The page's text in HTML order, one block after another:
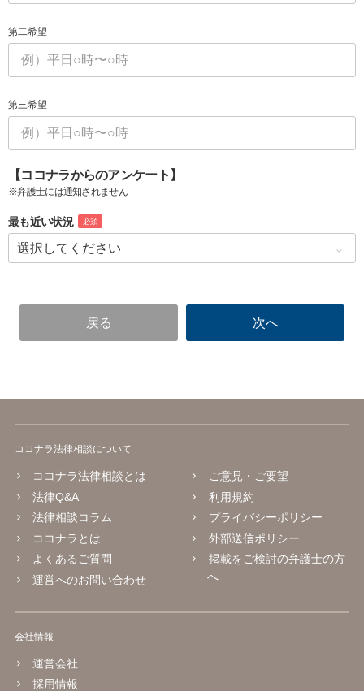
第二希望
第三希望
【ココナラからのアンケート】
※弁護士には通知されません
最も近い状況 必須
ココナラ法律相談について
ココナラ法律相談とは
法律Q&A
法律相談コラム
ココナラとは
よくあるご質問
運営へのお問い合わせ
ご意見・ご要望
利用規約
プライバシーポリシー
外部送信ポリシー
掲載をご検討の弁護士の方
へ
会社情報
運営会社
採用情報